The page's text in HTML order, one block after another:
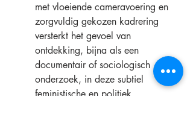
met vloeiende cameravoering en
zorgvuldig gekozen kadrering
versterkt het gevoel van
ontdekking, bijna als een
documentair of sociologisch
onderzoek, in deze subtiel
feministische en politiek